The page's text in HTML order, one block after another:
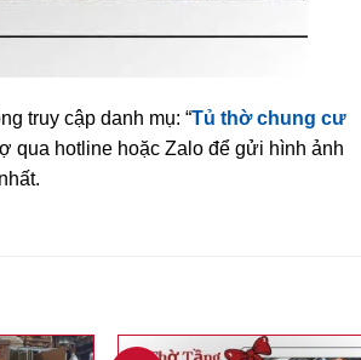
truy cập danh mụ: “Tủ thờ chung cư
qua hotline hoặc Zalo để gửi hình ảnh